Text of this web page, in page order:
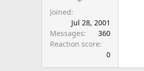
Joined
Jul 28, 2001
Messages
360
Reaction score
0